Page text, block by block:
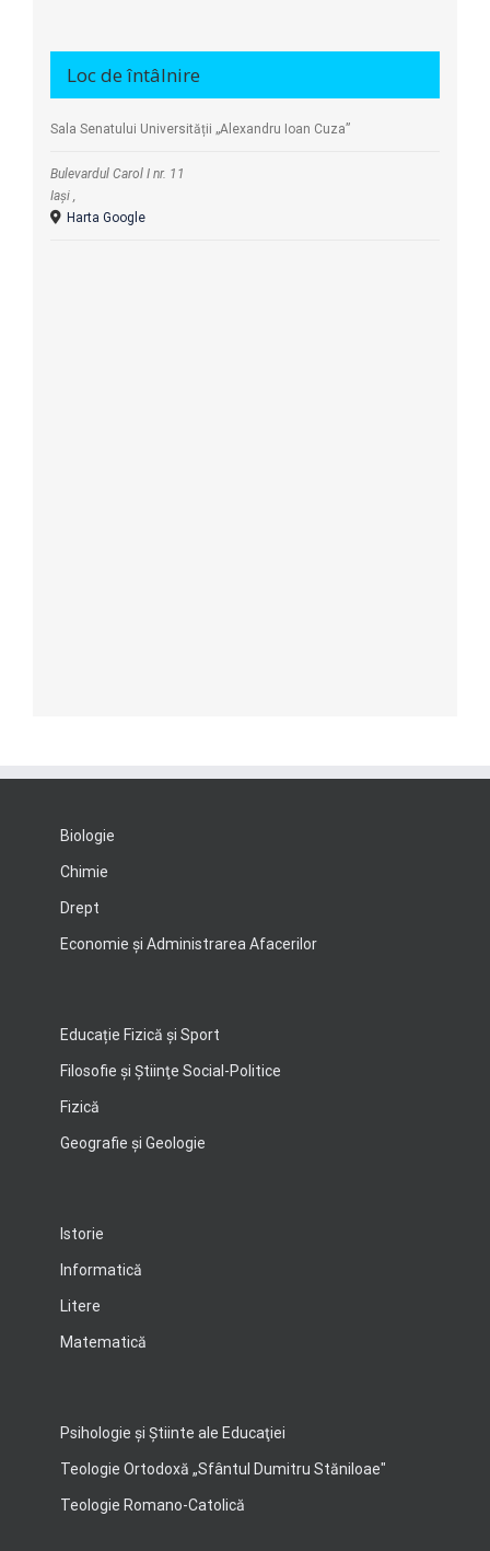
Loc de întâlnire
Sala Senatului Universității „Alexandru Ioan Cuza”
Bulevardul Carol I nr. 11
Iași
Harta Google
Biologie
Chimie
Drept
Economie şi Administrarea Afacerilor
Educație Fizică și Sport
Filosofie şi Ştiinţe Social-Politice
Fizică
Geografie şi Geologie
Istorie
Informatică
Litere
Matematică
Psihologie şi Ştiinte ale Educaţiei
Teologie Ortodoxă „Sfântul Dumitru Stăniloae"
Teologie Romano-Catolică